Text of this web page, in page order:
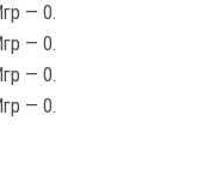
— 0.
— 0.
— 0.
— 0.